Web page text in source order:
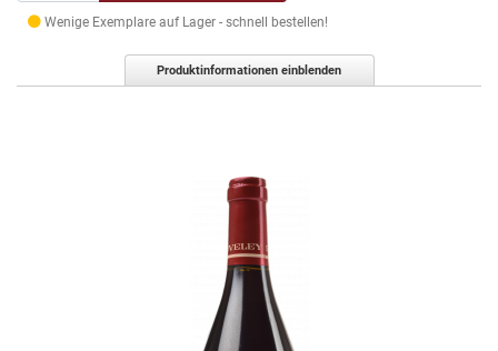
Wenige Exemplare auf Lager - schnell bestellen!
Produktinformationen einblenden